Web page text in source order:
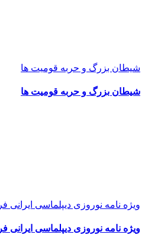
شیطان بزرگ و حربه قومیت ها
شیطان بزرگ و حربه قومیت ها
ویژه نامه نوروزی دیپلماسی ایرانی
ویژه نامه نوروزی دیپلماسی ایرانی